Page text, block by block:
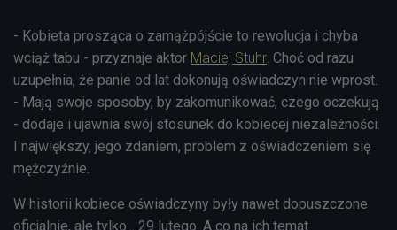
- Kobieta prosząca o zamążpójście to rewolucja i chyba
wciąż tabu - przyznaje aktor Maciej Stuhr . Choć od razu
uzupełnia, że panie od lat dokonują oświadczyn nie wprost.
- Mają swoje sposoby, by zakomunikować, czego oczekują
- dodaje i ujawnia swój stosunek do kobiecej niezależności.
I największy, jego zdaniem, problem z oświadczeniem się
mężczyźnie.
W historii kobiece oświadczyny były nawet dopuszczone
oficjalnie, ale tylko... 29 lutego. A co na ich temat